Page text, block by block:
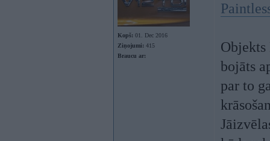
Kopš: 01. Dec 2016
Ziņojumi: 415
Braucu ar:
Objekts
bojāts
par to